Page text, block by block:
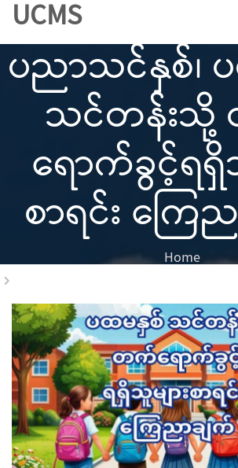
Skip
content
UCMS
ပညာသင်နှစ်၊
သင်တန်း
ရောက်ခွင့်ရရှိ
စာရင်း ကြေ
Home
ရောက်ခွင့်ရရှိသူများစာရင်း